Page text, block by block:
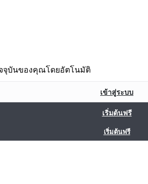
เข้าสู่ระบบ
เริ่มต้นฟรี
เริ่มต้นฟรี
จุบันของคุณโดยอัตโนมัติ